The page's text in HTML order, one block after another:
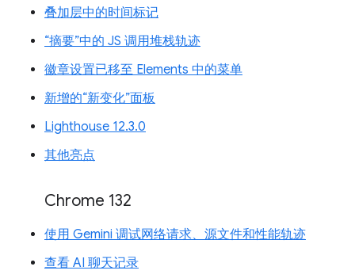
叠加层中的时间标记
“摘要”中的 JS 调用堆栈轨迹
徽章设置已移至 Elements 中的菜单
新增的“新变化”面板
Lighthouse 12.3.0
其他亮点
Chrome 132
使用 Gemini 调试网络请求、源文件和性能轨迹
查看 AI 聊天记录